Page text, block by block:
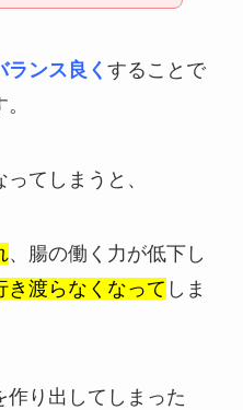
ランス良く することで
てしまうと、
、腸の働く力が低下し
き渡らなくなって しま
作り出してしまった